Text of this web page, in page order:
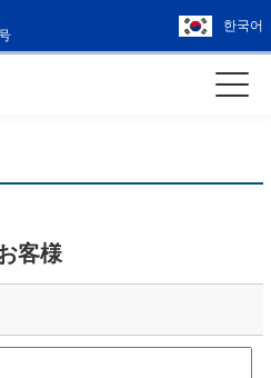
한국어
客様